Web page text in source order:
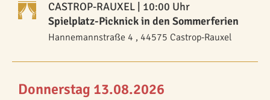
CASTROP-RAUXEL | 10:00 Uhr
Spielplatz-Picknick in den Sommerferien
Hannemannstraße 4 , 44575 Castrop-Rauxel
Donnerstag 13.08.2026